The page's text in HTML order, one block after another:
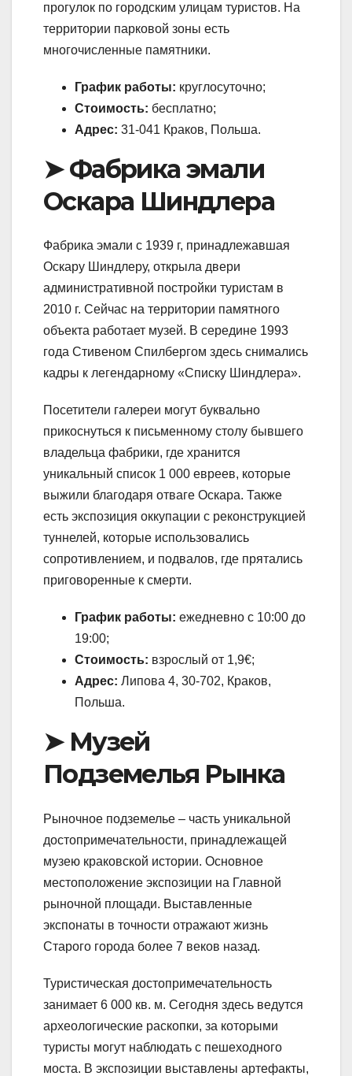
прогулок по городским улицам туристов. На
территории парковой зоны есть
многочисленные памятники.
График работы: круглосуточно;
Стоимость: бесплатно;
Адрес: 31-041 Краков, Польша.
➤ Фабрика эмали
Оскара Шиндлера
Фабрика эмали с 1939 г, принадлежавшая
Оскару Шиндлеру, открыла двери
административной постройки туристам в
2010 г. Сейчас на территории памятного
объекта работает музей. В середине 1993
года Стивеном Спилбергом здесь снимались
кадры к легендарному «Списку Шиндлера».
Посетители галереи могут буквально
прикоснуться к письменному столу бывшего
владельца фабрики, где хранится
уникальный список 1 000 евреев, которые
выжили благодаря отваге Оскара. Также
есть экспозиция оккупации с реконструкцией
туннелей, которые использовались
сопротивлением, и подвалов, где прятались
приговоренные к смерти.
График работы: ежедневно с 10:00 до
19:00;
Стоимость: взрослый от 1,9€;
Адрес: Липова 4, 30-702, Краков,
Польша.
➤ Музей
Подземелья Рынка
Рыночное подземелье – часть уникальной
достопримечательности, принадлежащей
музею краковской истории. Основное
местоположение экспозиции на Главной
рыночной площади. Выставленные
экспонаты в точности отражают жизнь
Старого города более 7 веков назад.
Туристическая достопримечательность
занимает 6 000 кв. м. Сегодня здесь ведутся
археологические раскопки, за которыми
туристы могут наблюдать с пешеходного
моста. В экспозиции выставлены артефакты,